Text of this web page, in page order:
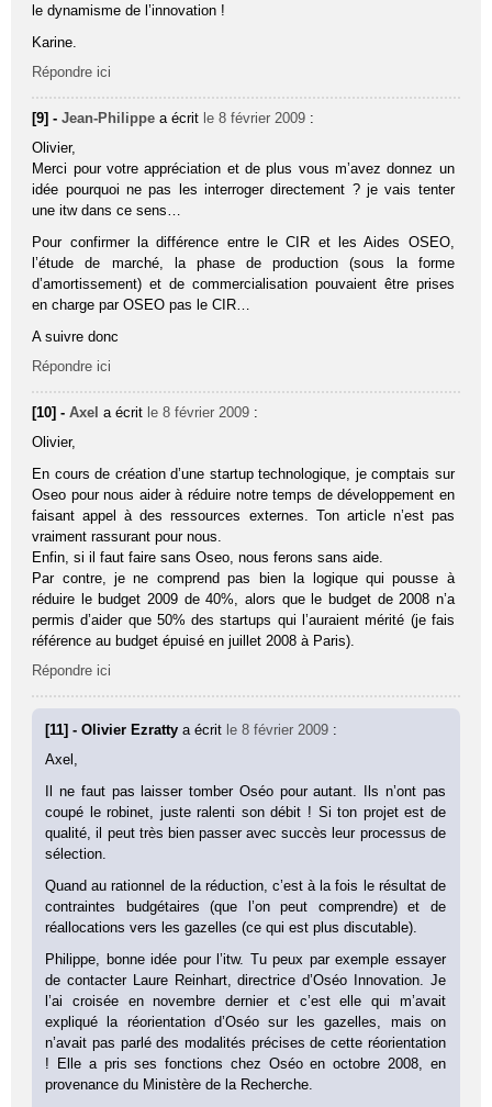
le dynamisme de l’innovation !
Karine.
Répondre ici
[9] -Jean-Philippe a écrit le 8 février 2009 :
Olivier,
Merci pour votre appréciation et de plus vous m’avez donnez un
idée pourquoi ne pas les interroger directement ? je vais tenter
une itw dans ce sens…
Pour confirmer la différence entre le CIR et les Aides OSEO,
l’étude de marché, la phase de production (sous la forme
d’amortissement) et de commercialisation pouvaient être prises
en charge par OSEO pas le CIR…
A suivre donc
Répondre ici
[10] -Axel a écrit le 8 février 2009 :
Olivier,
En cours de création d’une startup technologique, je comptais sur
Oseo pour nous aider à réduire notre temps de développement en
faisant appel à des ressources externes. Ton article n’est pas
vraiment rassurant pour nous.
Enfin, si il faut faire sans Oseo, nous ferons sans aide.
Par contre, je ne comprend pas bien la logique qui pousse à
réduire le budget 2009 de 40%, alors que le budget de 2008 n’a
permis d’aider que 50% des startups qui l’auraient mérité (je fais
référence au budget épuisé en juillet 2008 à Paris).
Répondre ici
[11] - Olivier Ezrattya écrit le 8 février 2009 :
Axel,
Il ne faut pas laisser tomber Oséo pour autant. Ils n’ont pas
coupé le robinet, juste ralenti son débit ! Si ton projet est de
qualité, il peut très bien passer avec succès leur processus de
sélection.
Quand au rationnel de la réduction, c’est à la fois le résultat de
contraintes budgétaires (que l’on peut comprendre) et de
réallocations vers les gazelles (ce qui est plus discutable).
Philippe, bonne idée pour l’itw. Tu peux par exemple essayer
de contacter Laure Reinhart, directrice d’Oséo Innovation. Je
l’ai croisée en novembre dernier et c’est elle qui m’avait
expliqué la réorientation d’Oséo sur les gazelles, mais on
n’avait pas parlé des modalités précises de cette réorientation
! Elle a pris ses fonctions chez Oséo en octobre 2008, en
provenance du Ministère de la Recherche.